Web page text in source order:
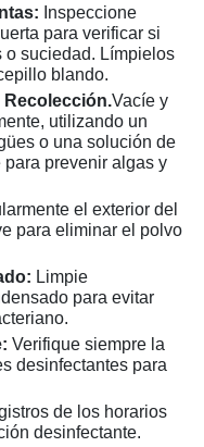
Inspeccione
para verificar si
o suciedad. Límpielos
blando.
Recolección.Vacíe y
utilizando un
o una solución de
prevenir algas y
el exterior del
para eliminar el polvo
Limpie
para evitar
Verifique siempre la
desinfectantes para
de los horarios
desinfectante.